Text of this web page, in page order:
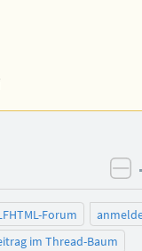
Forum
im Thread-Baum